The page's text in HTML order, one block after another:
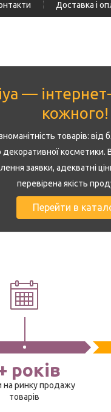
Доставка і
—
кожного!
товарів:
декоративної косметики.
заявки, адекватні
перевірена якість
Перейти в
років
на ринку продажу
товарів